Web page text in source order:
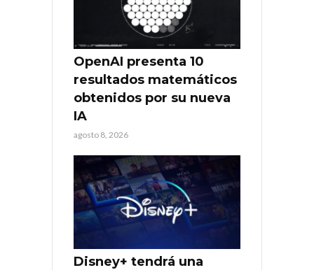
OpenAI presenta 10
resultados matemáticos
obtenidos por su nueva
IA
agosto 8, 2026
Disney+ tendrá una